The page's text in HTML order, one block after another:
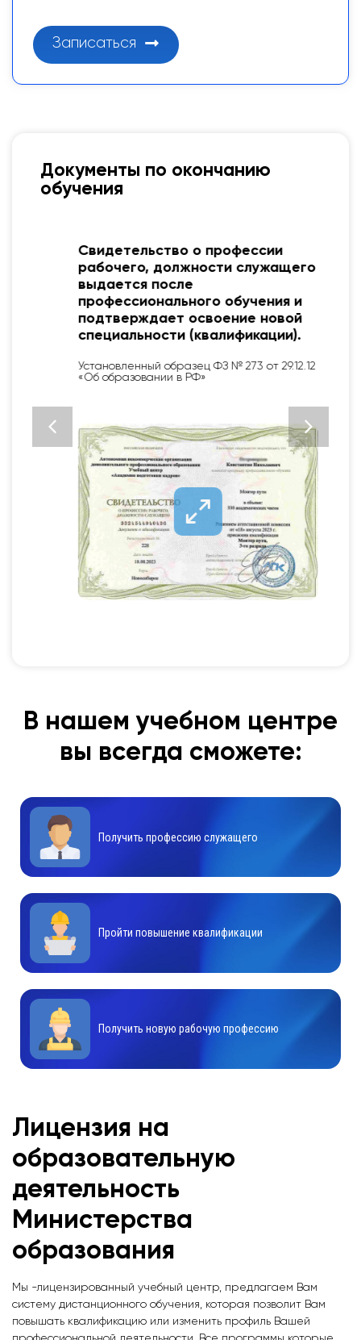
Записаться
Документы по окончанию
обучения
Свидетельство о профессии
рабочего, должности служащего
выдается после
профессионального обучения и
подтверждает освоение новой
специальности (квалификации).
Установленный образец ФЗ № 273 от 29.12.12
«Об образовании в РФ»
В нашем учебном центре
вы всегда сможете:
Получить профессию служащего
Пройти повышение квалификации
Получить новую рабочую профессию
Лицензия на
образовательную
деятельность
Министерства
образования
Мы -лицензированный учебный центр, предлагаем Вам
систему дистанционного обучения, которая позволит Вам
повышать квалификацию или изменить профиль Вашей